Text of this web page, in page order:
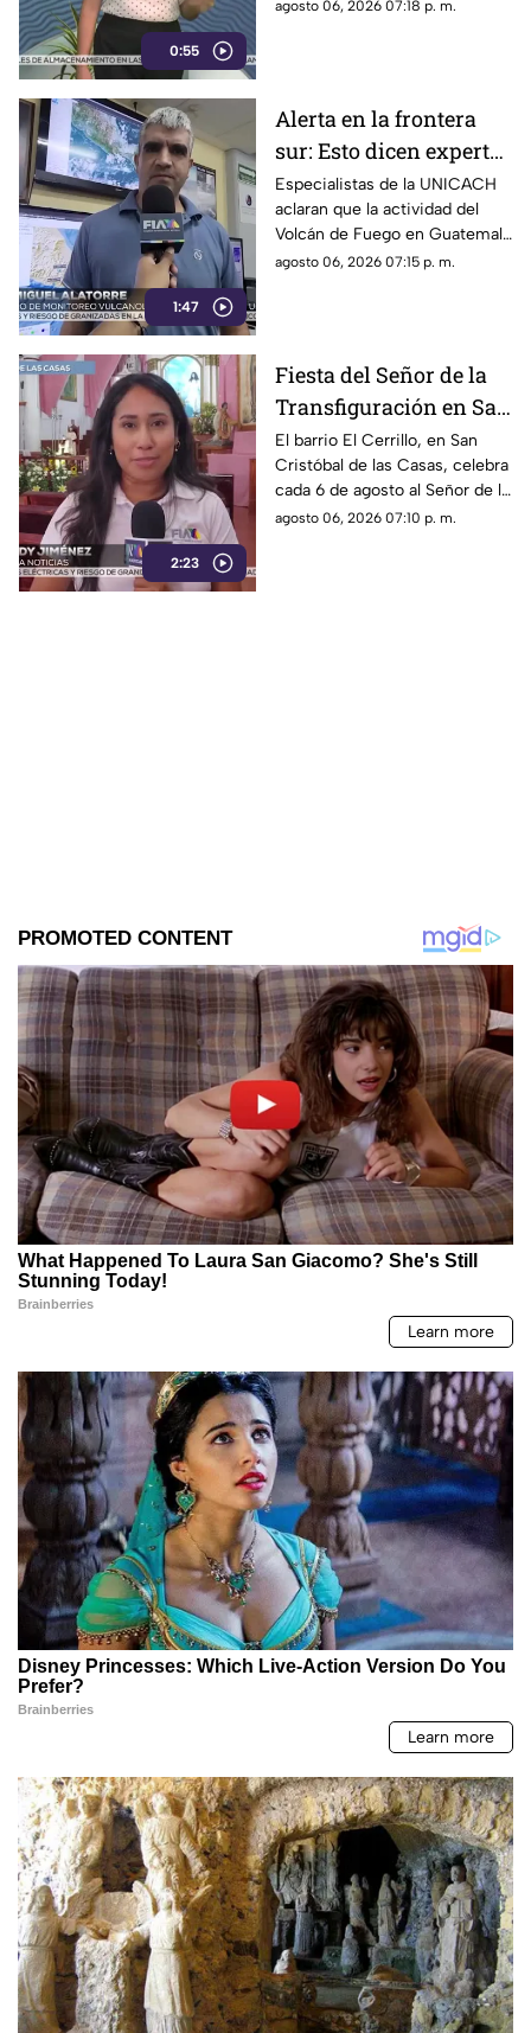
0:55
agosto 06, 2026 07:18 p. m.
1:47
Alerta en la frontera
sur: Esto dicen expertos
sobre el Volcán de
Fuego y la ceniza en
Chiapas
Especialistas de la UNICACH
aclaran que la actividad del
Volcán de Fuego en Guatemala
no representa peligro para
agosto 06, 2026 07:15 p. m.
2:23
Fiesta del Señor de la
Transfiguración en San
Cristóbal de las Casas:
Tradición y fe en El
Cerrillo
El barrio El Cerrillo, en San
Cristóbal de las Casas, celebra
cada 6 de agosto al Señor de la
Transfiguración con misas,
agosto 06, 2026 07:10 p. m.